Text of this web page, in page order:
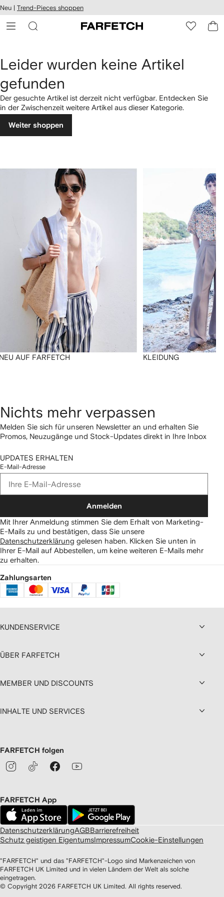
zum
Neu | Trend-Pieces shoppen
Leider wurden keine Artikel
gefunden
Der gesuchte Artikel ist derzeit nicht verfügbar. Entdecken Sie
in der Zwischenzeit weitere Artikel aus dieser Kategorie.
Weiter shoppen
AUF FARFETCH KLEIDUNG
Nichts mehr verpassen
Melden Sie sich für unseren Newsletter an und erhalten Sie
Promos, Neuzugänge und Stock-Updates direkt in Ihre Inbox
UPDATES ERHALTEN
E-Mail-Adresse
Anmelden
Mit Ihrer Anmeldung stimmen Sie dem Erhalt von Marketing-
E-Mails zu und bestätigen, dass Sie unsere
Datenschutzerklärung gelesen haben. Klicken Sie unten in
Ihrer E-Mail auf Abbestellen, um keine weiteren E-Mails mehr
zu erhalten.
Zahlungsarten
KUNDENSERVICE
ÜBER FARFETCH
MEMBER UND DISCOUNTS
INHALTE UND SERVICES
FARFETCH folgen
FARFETCH App
DatenschutzerklärungAGBBarrierefreiheit
Schutz geistigen EigentumsImpressumCookie-Einstellungen
"FARFETCH" und das "FARFETCH"-Logo sind Markenzeichen von
FARFETCH UK Limited und in vielen Ländern der Welt als solche
eingetragen.
© Copyright 2026 FARFETCH UK Limited. All rights reserved.